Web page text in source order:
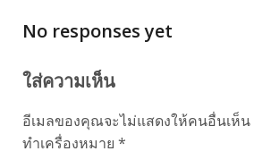
No responses yet
ใส่ความเห็น
อีเมลของคุณจะไม่แสดงให้คนอื่นเห็น
ทำเครื่องหมาย *